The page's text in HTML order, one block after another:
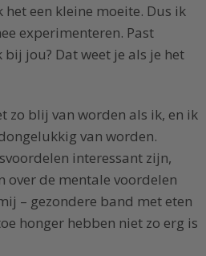
een kleine moeite. Dus ik
experimenteren. Past
jou? Dat weet je als je het
zo blij van worden als ik, en ik
van worden.
interessant zijn,
over de mentale voordelen
– gezondere band met eten
honger hebben niet zo erg is